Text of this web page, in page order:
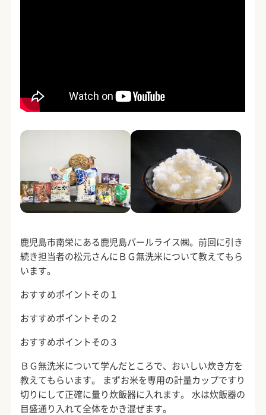
鹿児島市南栄にある鹿児島パールライス㈱。前回に引き
続き担当者の松元さんにＢＧ無洗米について教えてもら
います。
おすすめポイントその１
おすすめポイントその２
おすすめポイントその３
ＢＧ無洗米について学んだところで、おいしい炊き方を
教えてもらいます。 まずお米を専用の計量カップですり
切りにして正確に量り炊飯器に入れます。 水は炊飯器の
目盛通り入れて全体をかき混ぜます。